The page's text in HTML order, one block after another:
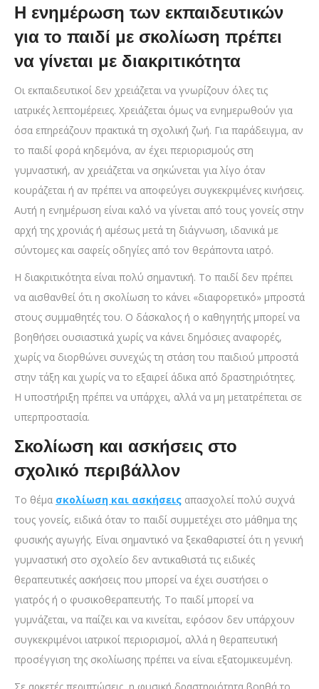
Η ενημέρωση των εκπαιδευτικών
για το παιδί με σκολίωση πρέπει
να γίνεται με διακριτικότητα
Οι εκπαιδευτικοί δεν χρειάζεται να γνωρίζουν όλες τις
ιατρικές λεπτομέρειες. Χρειάζεται όμως να ενημερωθούν για
όσα επηρεάζουν πρακτικά τη σχολική ζωή. Για παράδειγμα, αν
το παιδί φορά κηδεμόνα, αν έχει περιορισμούς στη
γυμναστική, αν χρειάζεται να σηκώνεται για λίγο όταν
κουράζεται ή αν πρέπει να αποφεύγει συγκεκριμένες κινήσεις.
Αυτή η ενημέρωση είναι καλό να γίνεται από τους γονείς στην
αρχή της χρονιάς ή αμέσως μετά τη διάγνωση, ιδανικά με
σύντομες και σαφείς οδηγίες από τον θεράποντα ιατρό.
Η διακριτικότητα είναι πολύ σημαντική. Το παιδί δεν πρέπει
να αισθανθεί ότι η σκολίωση το κάνει «διαφορετικό» μπροστά
στους συμμαθητές του. Ο δάσκαλος ή ο καθηγητής μπορεί να
βοηθήσει ουσιαστικά χωρίς να κάνει δημόσιες αναφορές,
χωρίς να διορθώνει συνεχώς τη στάση του παιδιού μπροστά
στην τάξη και χωρίς να το εξαιρεί άδικα από δραστηριότητες.
Η υποστήριξη πρέπει να υπάρχει, αλλά να μη μετατρέπεται σε
υπερπροστασία.
Σκολίωση και ασκήσεις στο
σχολικό περιβάλλον
Το θέμα σκολίωση και ασκήσεις απασχολεί πολύ συχνά
τους γονείς, ειδικά όταν το παιδί συμμετέχει στο μάθημα της
φυσικής αγωγής. Είναι σημαντικό να ξεκαθαριστεί ότι η γενική
γυμναστική στο σχολείο δεν αντικαθιστά τις ειδικές
θεραπευτικές ασκήσεις που μπορεί να έχει συστήσει ο
γιατρός ή ο φυσικοθεραπευτής. Το παιδί μπορεί να
γυμνάζεται, να παίζει και να κινείται, εφόσον δεν υπάρχουν
συγκεκριμένοι ιατρικοί περιορισμοί, αλλά η θεραπευτική
προσέγγιση της σκολίωσης πρέπει να είναι εξατομικευμένη.